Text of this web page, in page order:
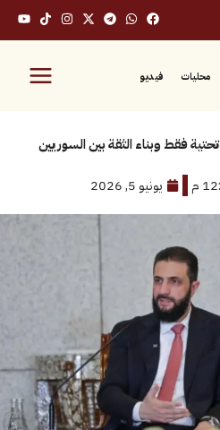
الثقة بين السوريين
5, 2026